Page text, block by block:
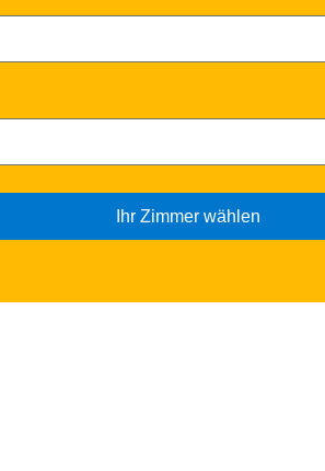
Ihr Zimmer wählen